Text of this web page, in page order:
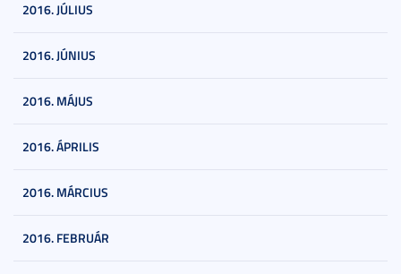
2016. JÚLIUS
2016. JÚNIUS
2016. MÁJUS
2016. ÁPRILIS
2016. MÁRCIUS
2016. FEBRUÁR